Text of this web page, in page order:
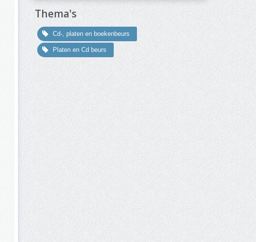
Thema's
Cd-, platen en boekenbeurs
Platen en Cd beurs